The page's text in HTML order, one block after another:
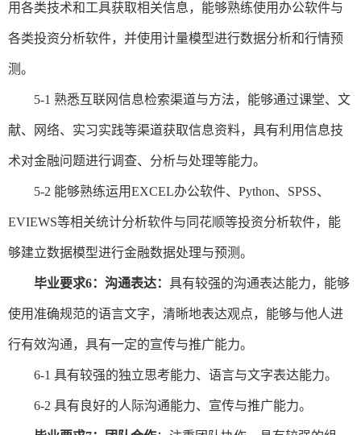
用各类技术和工具获取相关信息，能够熟练使用办公软件与
各类投资分析软件，并使用计量模型进行数据分析和行情预
测。
5-1 熟悉互联网信息检索渠道与方法，能够通过课堂、文
献、网络、实习实践等渠道获取信息资料，具有利用信息技
术对金融问题进行调查、分析与处理等能力。
5-2 能够熟练运用EXCEL办公软件、Python、SPSS、
EVIEWS等相关统计分析软件与同花顺等投资分析软件，能
够建立数据模型进行金融数据处理与预测。
毕业要求6：沟通表达： 具有较强的沟通表达能力，能够
使用准确规范的语言文字，清晰地表达观点，能够与他人进
行有效沟通，具有一定的宣传与推广能力。
6-1 具有较强的独立思考能力、语言与文字表达能力。
6-2 具有良好的人际沟通能力、宣传与推广能力。